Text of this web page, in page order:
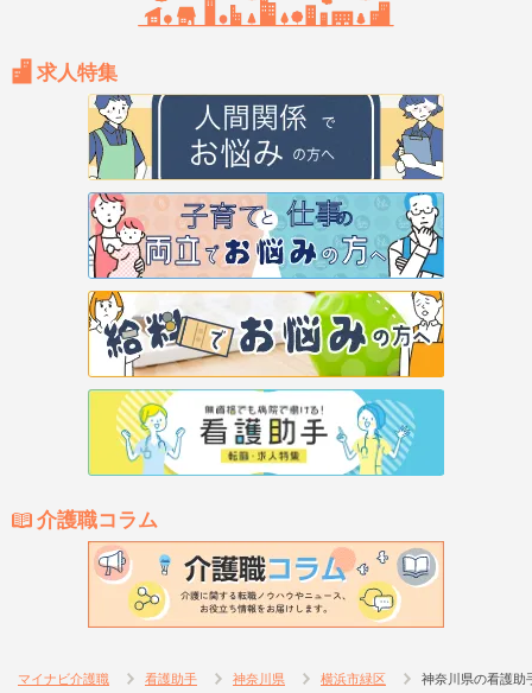
求人特集
介護職コラム
マイナビ介護職 看護助手 神奈川県 横浜市緑区 神奈川県の看護助